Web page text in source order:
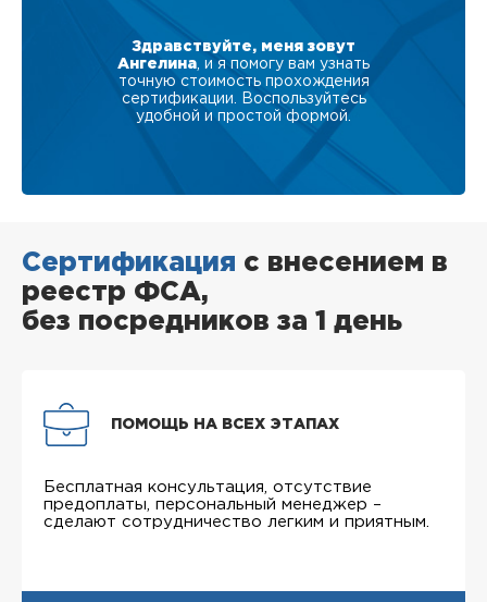
Здравствуйте, меня зовут
Ангелина , и я помогу вам узнать
точную стоимость прохождения
сертификации. Воспользуйтесь
удобной и простой формой.
Сертификация с внесением в
реестр ФСА,
без посредников за 1 день
ПОМОЩЬ НА ВСЕХ ЭТАПАХ
Бесплатная консультация, отсутствие
предоплаты, персональный менеджер –
сделают сотрудничество легким и приятным.